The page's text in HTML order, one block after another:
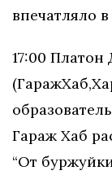
впечатляло
17:00
Гараж Хаб
“От